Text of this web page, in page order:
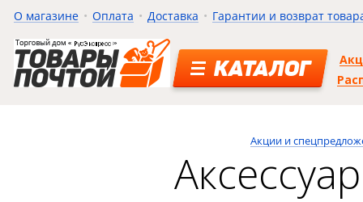
О магазине Оплата Доставка Гарантии и возврат
КАТАЛОГ
Акции и